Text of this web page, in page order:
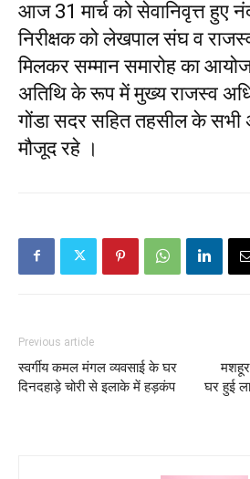
आज 31 मार्च को सेवानिवृत्त हुए
निरीक्षक को लेखपाल संघ व
मिलकर सम्मान समारोह का
अतिथि के रूप में मुख्य राजस्व
गोंडा सदर सहित तहसील के सभी
मौजूद रहे ।
Previous article
स्वर्गीय कमल मंगल व्यवसाई के घर
दिनदहाड़े चोरी से इलाके में हड़कंप
मशहूर
घर हुई